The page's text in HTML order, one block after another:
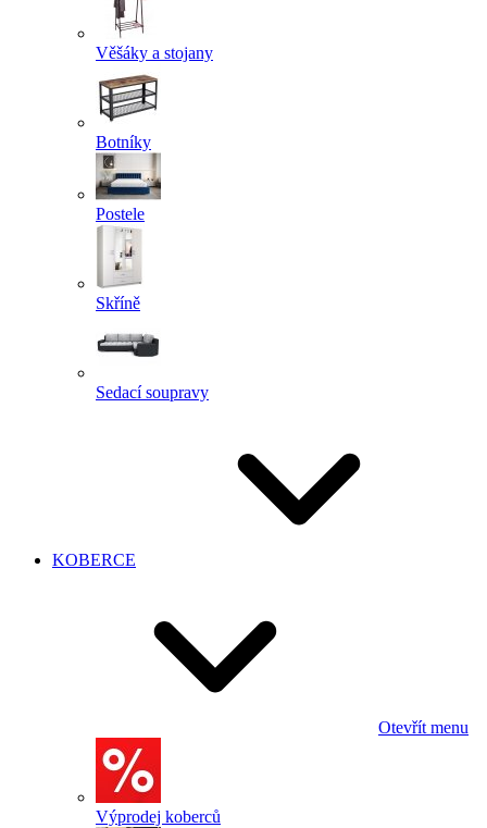
Věšáky a stojany
Botníky
Postele
Skříně
Sedací soupravy
KOBERCE
Otevřít menu
Výprodej koberců